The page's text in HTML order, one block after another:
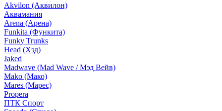
Akvilon (Аквилон)
Аквамания
Arena (Арена)
Funkita (Функита)
Funky Trunks
Head (Хэд)
Jaked
Madwave (Mad Wave / Мэд Вейв)
Mako (Мако)
Mares (Марес)
Propera
ПТК Спорт